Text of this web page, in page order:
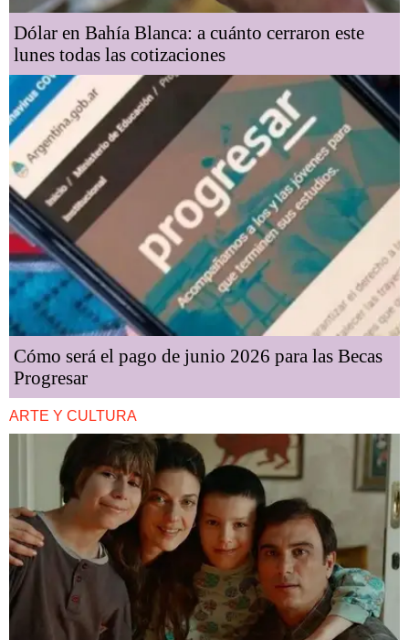
Dólar en Bahía Blanca: a cuánto cerraron este
lunes todas las cotizaciones
Cómo será el pago de junio 2026 para las Becas
Progresar
ARTE Y CULTURA